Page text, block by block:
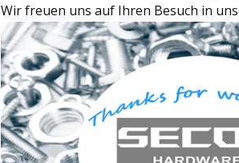
Wir freuen uns auf Ihren Besuch in